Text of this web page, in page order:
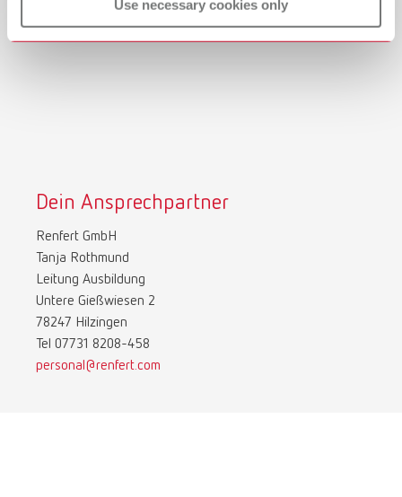
Use necessary cookies only
Dein Ansprechpartner
Renfert GmbH
Tanja Rothmund
Leitung Ausbildung
Untere Gießwiesen 2
78247 Hilzingen
Tel 07731 8208-458
personal@renfert.com